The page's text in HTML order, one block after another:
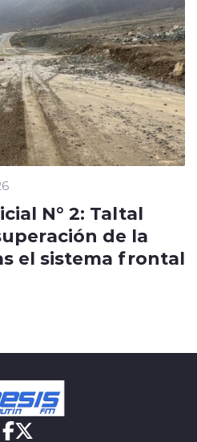
N° 2: Taltal
de la
el sistema frontal